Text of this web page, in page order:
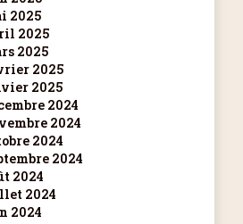
2025
2025
2025
2025
2025
2024
2024
2024
2024
2024
2024
2024